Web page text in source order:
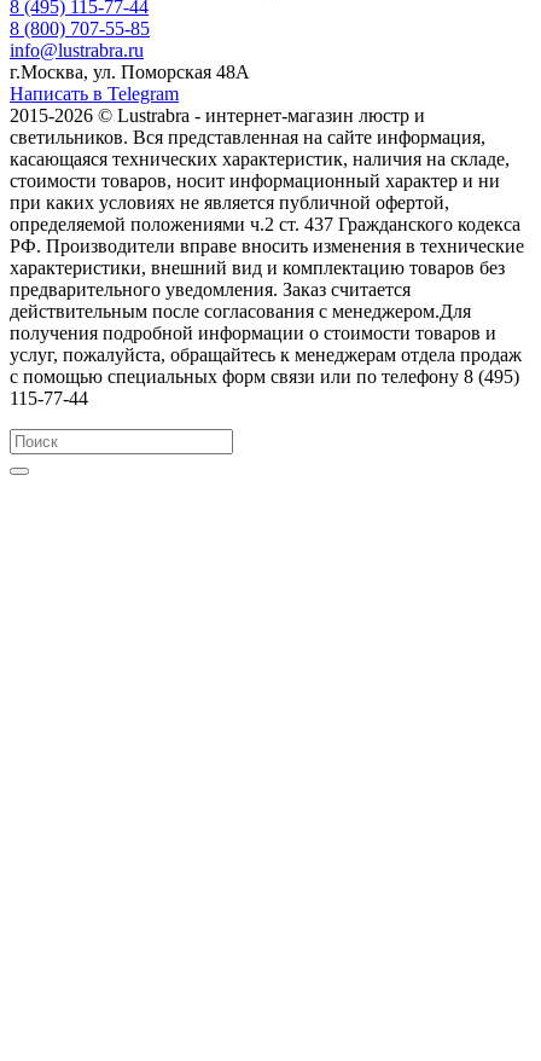
8 (495) 115-77-44
8 (800) 707-55-85
info@lustrabra.ru
г.Москва, ул. Поморская 48А
Написать в Telegram
2015-2026 © Lustrabra - интернет-магазин люстр и
светильников. Вся представленная на сайте информация,
касающаяся технических характеристик, наличия на складе,
стоимости товаров, носит информационный характер и ни
при каких условиях не является публичной офертой,
определяемой положениями ч.2 ст. 437 Гражданского кодекса
РФ. Производители вправе вносить изменения в технические
характеристики, внешний вид и комплектацию товаров без
предварительного уведомления. Заказ считается
действительным после согласования с менеджером.Для
получения подробной информации о стоимости товаров и
услуг, пожалуйста, обращайтесь к менеджерам отдела продаж
с помощью специальных форм связи или по телефону 8 (495)
115-77-44